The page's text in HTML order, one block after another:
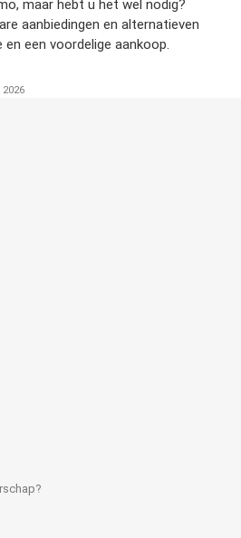
maar hebt u het wel nodig?
aanbiedingen en alternatieven
een voordelige aankoop.